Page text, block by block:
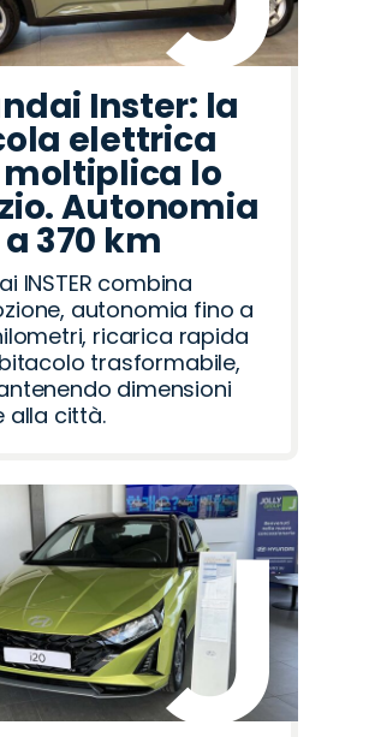
Inster: la
elettrica
moltiplica lo
Autonomia
370 km
INSTER combina
autonomia fino a
ricarica rapida
trasformabile,
dimensioni
alla città.